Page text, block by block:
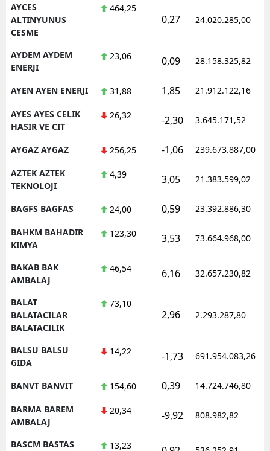
AYCES
ALTINYUNUS
CESME
464,25
0,27 24.020.285,00
AYDEM AYDEM
ENERJI
23,06 0,09 28.158.325,82
AYEN AYEN ENERJI 31,88 1,85 21.912.122,16
AYES AYES CELIK
HASIR VE CIT
26,32 -2,30 3.645.171,52
AYGAZ AYGAZ 256,25 -1,06 239.673.887,00
AZTEK AZTEK
TEKNOLOJI
4,39 3,05 21.383.599,02
BAGFS BAGFAS 24,00 0,59 23.392.886,30
BAHKM BAHADIR
KIMYA
123,30 3,53 73.664.968,00
BAKAB BAK
AMBALAJ
46,54 6,16 32.657.230,82
BALAT
BALATACILAR
BALATACILIK
73,10
2,96 2.293.287,80
BALSU BALSU
GIDA
14,22 -1,73 691.954.083,26
BANVT BANVIT 154,60 0,39 14.724.746,80
BARMA BAREM
AMBALAJ
20,34 -9,92 808.982,82
BASCM BASTAS
13,23